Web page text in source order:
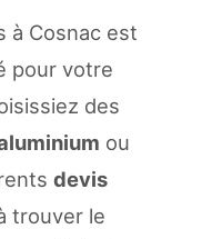
à Cosnac est
pour votre
des
ou
devis
trouver le